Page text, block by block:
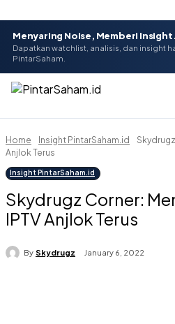
Menyaring Noise, Memberi Insight.
Dapatkan watchlist, analisis, dan insight
PintarSaham.
Home Insight PintarSaham.id
Anjlok Terus
Insight PintarSaham.id
Skydrugz Corner:
IPTV Anjlok Terus
By Skydrugz January 6, 2022